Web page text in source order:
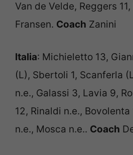
Van de Velde, Reggers
Fransen. Coach Zanini
Italia: Michieletto 13,
(L), Sbertoli 1, Scanferla
n.e., Galassi 3, Lavia 9,
12, Rinaldi n.e.,
n.e., Mosca n.e.. Coach